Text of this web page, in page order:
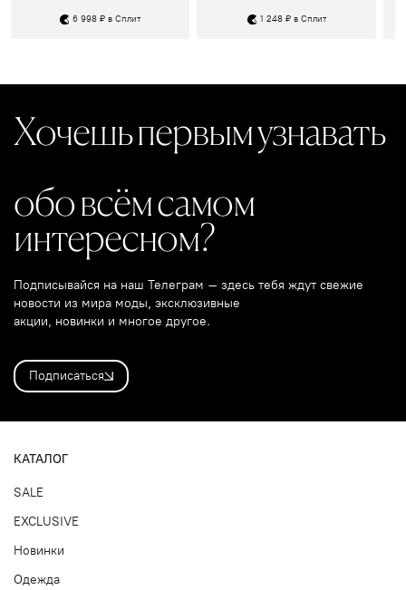
6 998 ₽ в Сплит 1 248 ₽ в Сплит
Хочешь первым узнавать
обо всём самом
интересном?
Подписывайся на наш Телеграм – здесь тебя ждут свежие
новости из мира моды, эксклюзивные
акции, новинки и многое другое.
Подписаться
КАТАЛОГ
SALE
EXCLUSIVE
Новинки
Одежда